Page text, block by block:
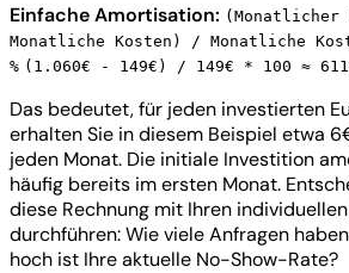
Einfache Amortisation: (Monatlicher
Monatliche Kosten) / Monatliche
% (1.060€ - 149€) / 149€ * 100 ≈
Das bedeutet, für jeden investierten
erhalten Sie in diesem Beispiel etwa
jeden Monat. Die initiale Investition
häufig bereits im ersten Monat.
diese Rechnung mit Ihren
durchführen: Wie viele Anfragen
hoch ist Ihre aktuelle No-Show-Rate?